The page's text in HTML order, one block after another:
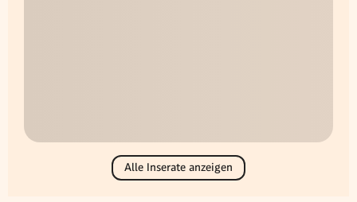
Alle Inserate anzeigen